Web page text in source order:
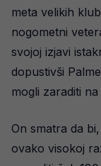
meta velikih
nogometni
svojoj izjavi
dopustivši
mogli zaraditi
On smatra da
ovako visokoj